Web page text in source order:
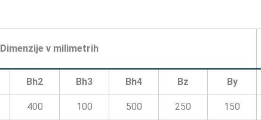
Dimenzije v milimetrih
Bh2 Bh3 Bh4 Bz By
400 100 500 250 150